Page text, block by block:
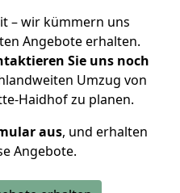
– wir kümmern uns
Angebote erhalten.
Sie uns noch
Umzug von
Haidhof zu planen.
aus, und erhalten
Angebote.